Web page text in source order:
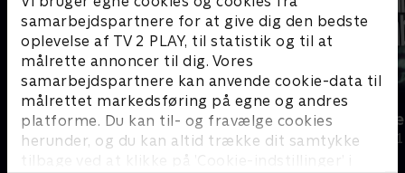
samarbejdspartnere for at give dig den bedste
oplevelse af TV 2 PLAY, til statistik og til at
målrette annoncer til dig. Vores
samarbejdspartnere kan anvende cookie-data til
målrettet markedsføring på egne og andres
platforme. Du kan til- og fravælge cookies
herunder, og du kan altid trække dit samtykke
tilbage ved at klikke på ’Cookie-indstillinger’ i
Thailand - himmel eller helvede?
Dokumentar • 1 sæsoner
Faren,
Dokumentar •